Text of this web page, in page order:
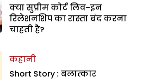
क्या सुप्रीम कोर्ट लिव-इन
रिलेशनशिप का रास्ता बंद करना
चाहती है?
कहानी
Short Story : बलात्कार